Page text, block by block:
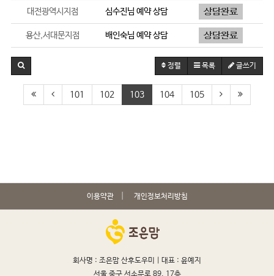
대전광역시지점 심수진님 예약 상담
용산,서대문지점 배인숙님 예약 상담
정렬 목록 글쓰기
101 102 103 104 105
이용약관 개인정보처리방침
회사명 : 조은맘 산후도우미 | 대표 : 윤예지
서울 중구 서소문로 89, 17층